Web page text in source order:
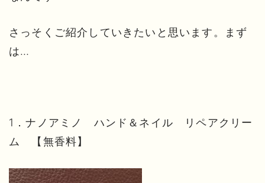
さっそくご紹介していきたいと思います。まず
は…
1．ナノアミノ ハンド＆ネイル リペアクリー
ム 【無香料】